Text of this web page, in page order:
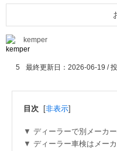
kemper
5 最終更新日：2026-06-19 / 投
目次 [非表示]
ディーラーで別メーカ
ディーラー車検はメー